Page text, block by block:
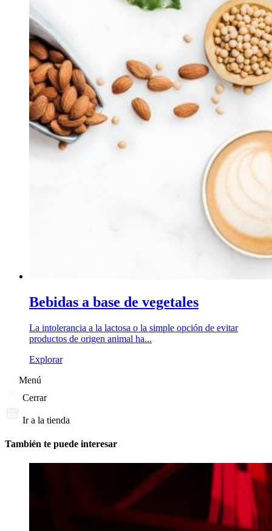
Bebidas a base de vegetales
La intolerancia a la lactosa o la simple opción de evitar
productos de origen animal ha...
Explorar
Menú
Cerrar
Ir a la tienda
También te puede interesar